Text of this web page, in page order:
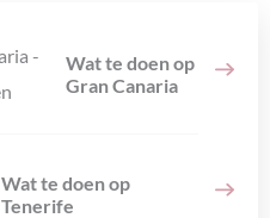
Wat te doen op
Gran Canaria
Wat te doen op
Tenerife